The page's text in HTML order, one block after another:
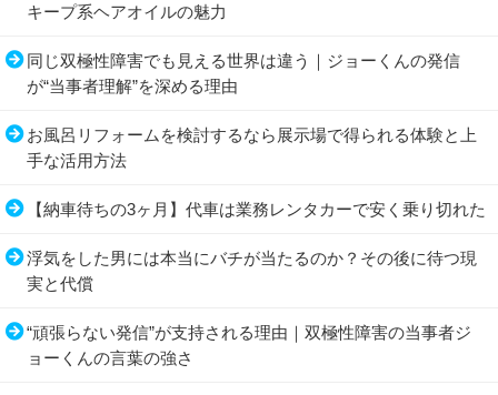
キープ系ヘアオイルの魅力
同じ双極性障害でも見える世界は違う｜ジョーくんの発信
が“当事者理解”を深める理由
お風呂リフォームを検討するなら展示場で得られる体験と上
手な活用方法
【納車待ちの3ヶ月】代車は業務レンタカーで安く乗り切れた
浮気をした男には本当にバチが当たるのか？その後に待つ現
実と代償
“頑張らない発信”が支持される理由｜双極性障害の当事者ジ
ョーくんの言葉の強さ